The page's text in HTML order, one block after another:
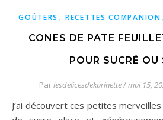
GOÛTERS ,RECETTES COMPANION,
CONES DE PATE
POUR SUCRÉ OU
Parlesdelicesdekarinette/mai 15,
J’ai découvert ces petites merveilles en Italie , saupoudrée